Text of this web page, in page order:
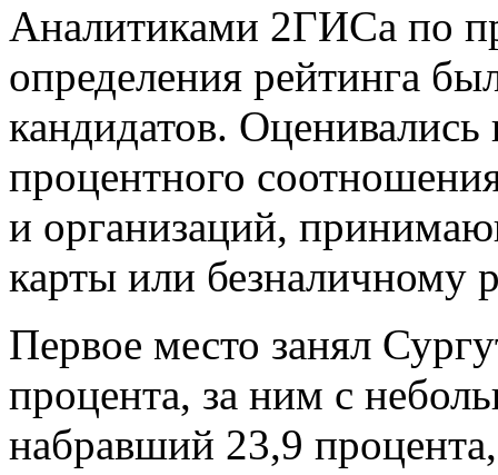
Аналитиками 2ГИСа по
определения рейтинга
кандидатов. Оценивались
процентного
и организаций,
карты или безналичному
Первое место занял
процента, за ним с
набравший 23,9